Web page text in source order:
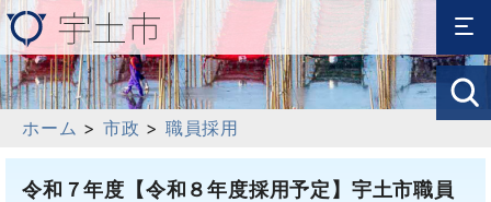
ホーム > 市政 > 職員採用
令和７年度【令和８年度採用予定】宇土市職員